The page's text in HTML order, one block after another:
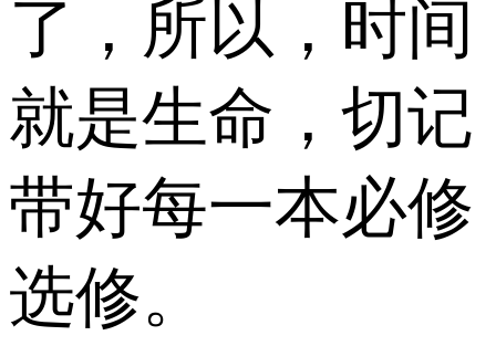
了，所以，时间
就是生命，切记
带好每一本必修
选修。